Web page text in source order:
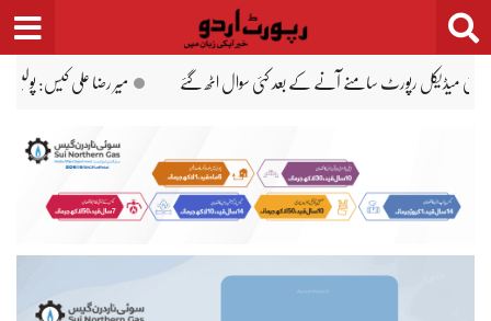
Skip
to
ہے، فیملی کو ہراساں کر رہی ہے، جبران ناصر میر رضا کی پہلی پوسٹ مارٹم رپورٹ